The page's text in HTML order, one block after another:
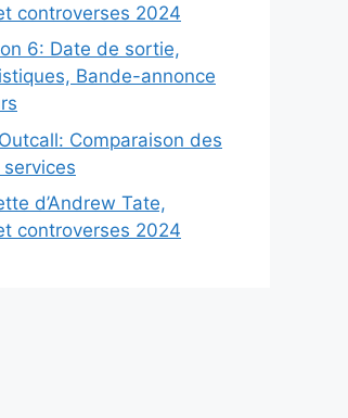
controverses 2024
6: Date de sortie,
Bande-annonce
Comparaison des
d’Andrew Tate,
controverses 2024